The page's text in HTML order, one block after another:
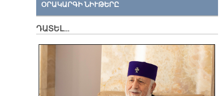
ՕՐԱԿԱՐԳԻ ՆԻՒԹԵՐԸ
ԴԱՏԵԼ…